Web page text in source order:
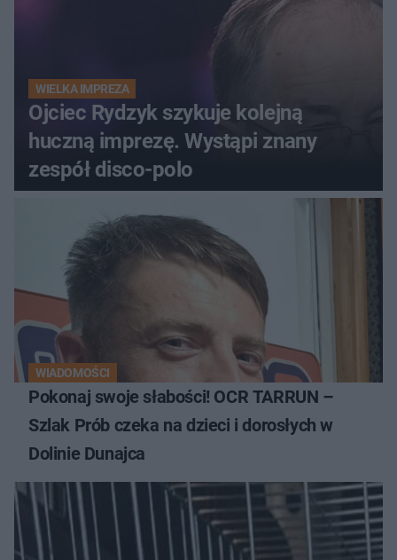
WIELKA IMPREZA
Ojciec Rydzyk szykuje kolejną
huczną imprezę. Wystąpi znany
zespół disco-polo
WIADOMOŚCI
Pokonaj swoje słabości! OCR TARRUN –
Szlak Prób czeka na dzieci i dorosłych w
Dolinie Dunajca